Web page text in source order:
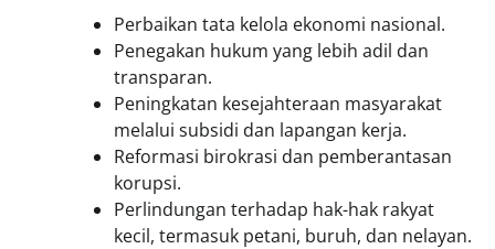
Perbaikan tata kelola ekonomi nasional.
Penegakan hukum yang lebih adil dan
transparan.
Peningkatan kesejahteraan masyarakat
melalui subsidi dan lapangan kerja.
Reformasi birokrasi dan pemberantasan
korupsi.
Perlindungan terhadap hak-hak rakyat
kecil, termasuk petani, buruh, dan nelayan.